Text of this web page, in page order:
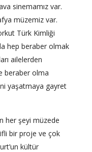
sinemamız var.
müzemiz var.
Türk Kimliği
hep beraber olmak
ailelerden
beraber olma
yaşatmaya gayret
her şeyi müzede
bir proje ve çok
kültür